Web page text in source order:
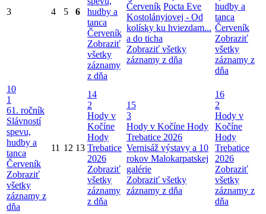
3 4 5 6
hudby a
tanca
Červeník
Zobraziť
všetky
záznamy
z dňa
Červeník Pocta Eve
Kostolányiovej - Od
kolísky ku hviezdam...
a do ticha
Zobraziť všetky
záznamy z dňa
hudby a
tanca
Červeník
Zobraziť
všetky
záznamy z
dňa
10
1
61. ročník
Slávností
spevu,
hudby a
tanca
Červeník
Zobraziť
všetky
záznamy z
dňa
11 12 13
14
2
Hody v
Kočíne
Hody
Trebatice
2026
Zobraziť
všetky
záznamy
z dňa
15
3
Hody v Kočíne Hody
Trebatice 2026
Vernisáž výstavy a 10
rokov Malokarpatskej
galérie
Zobraziť všetky
záznamy z dňa
16
2
Hody v
Kočíne
Hody
Trebatice
2026
Zobraziť
všetky
záznamy z
dňa